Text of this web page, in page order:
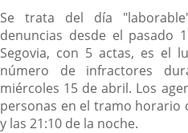
Se trata del día
denuncias desde el pasado
Segovia, con 5 actas, es el
número de infractores
miércoles 15 de abril. Los
personas en el tramo horario
y las 21:10 de la noche.